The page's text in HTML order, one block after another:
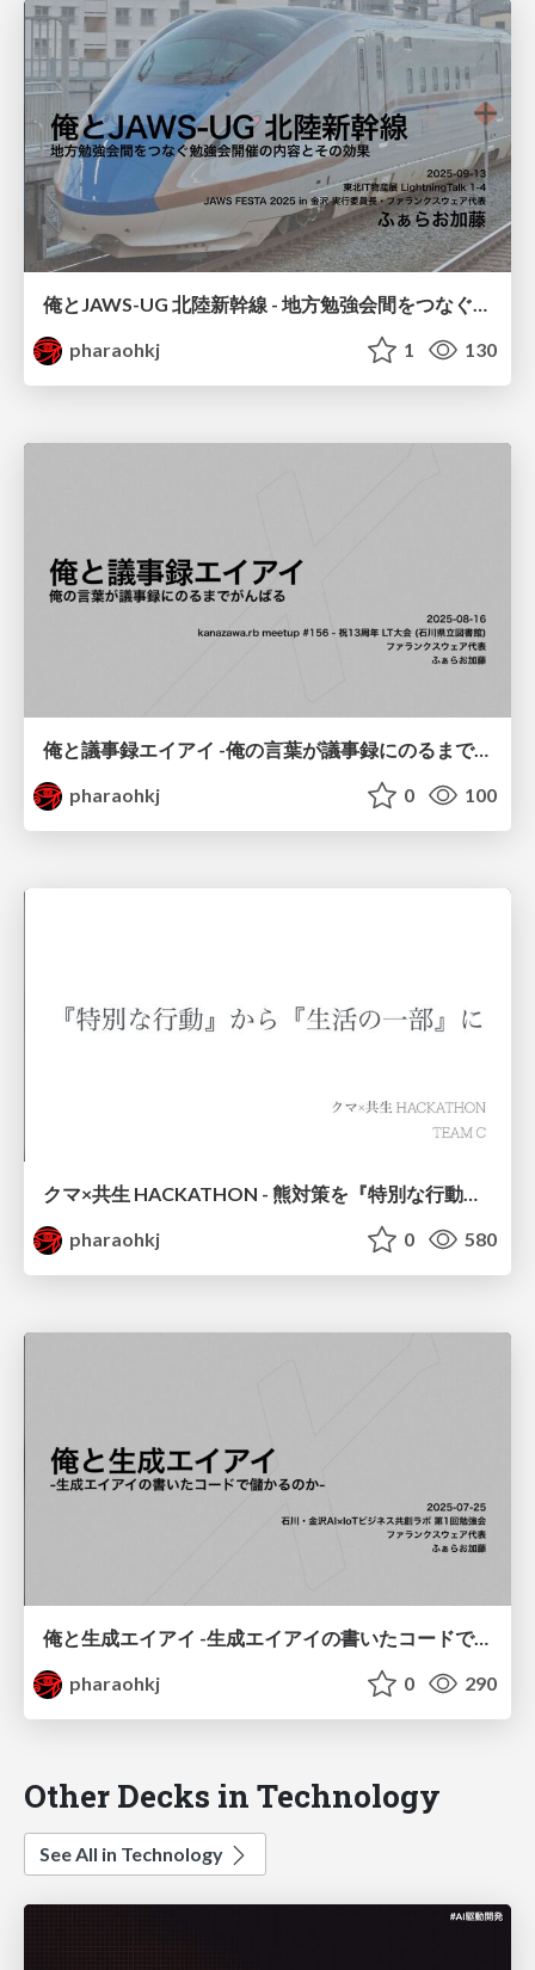
俺とJAWS-UG 北陸新幹線 - 地方勉強会間をつなぐ勉強会開催の内容とその効果 -
pharaohkj
1 130
俺と議事録エイアイ -俺の言葉が議事録にのるまでがんばる-
pharaohkj
0 100
クマ×共生 HACKATHON - 熊対策を『特別な行動」から「生活の一部」に -
pharaohkj
0 580
俺と生成エイアイ -生成エイアイの書いたコードで儲かるのか-
pharaohkj
0 290
Other Decks in Technology
See All in Technology